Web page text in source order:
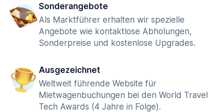
Sonderangebote
Als Marktführer erhalten wir spezielle
Angebote wie kontaktlose Abholungen,
Sonderpreise und kostenlose Upgrades.
Ausgezeichnet
Weltweit führende Website für
Mietwagenbuchungen bei den World Travel
Tech Awards (4 Jahre in Folge).